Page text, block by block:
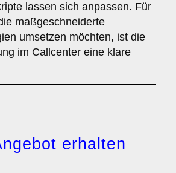
lassen sich anpassen. Für
maßgeschneiderte
umsetzen möchten, ist die
im Callcenter eine klare
erhalten